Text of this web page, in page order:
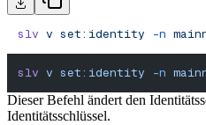
slv v set:identity -n
slv v set:identity -n
Dieser Befehl ändert den
Identitätsschlüssel.